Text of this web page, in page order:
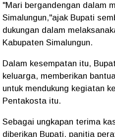
"Mari bergandengan dalam
Simalungun,"ajak Bupati
dukungan dalam
Kabupaten Simalungun.
Dalam kesempatan itu,
keluarga, memberikan
untuk mendukung kegiatan
Pentakosta itu.
Sebagai ungkapan terima
diberikan Bupati, panitia